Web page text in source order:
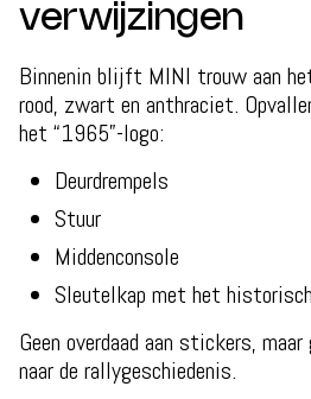
verwijzingen
Binnenin blijft MINI trouw aan
rood, zwart en anthraciet.
het “1965”-logo:
Deurdrempels
Stuur
Middenconsole
Sleutelkap met het
Geen overdaad aan stickers,
naar de rallygeschiedenis.